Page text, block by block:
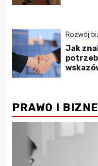
Rozwój
Jak
PRAWO I